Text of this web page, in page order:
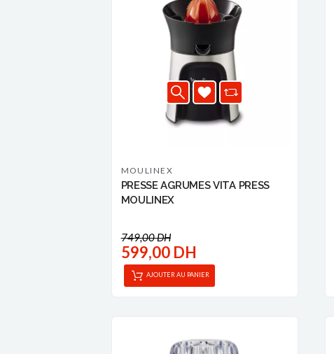
MOULINEX
PRESSE AGRUMES VITA PRESS
MOULINEX
749,00 DH
599,00 DH
AJOUTER AU PANIER